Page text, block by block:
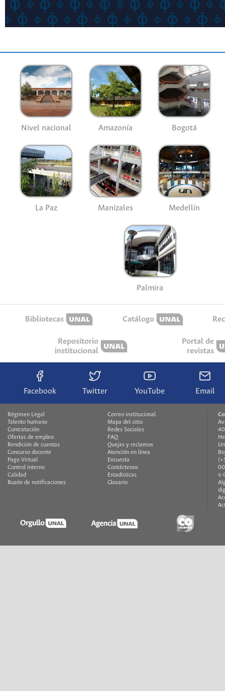
Nivel nacional Amazonía Bogotá
La Paz Manizales Medellín
Palmira
Bibliotecas Catálogo
Repositorio
institucional
Portal de
revistas
Facebook Twitter YouTube Email
Régimen Legal
Talento humano
Contratación
Ofertas de empleo
Rendición de cuentas
Concurso docente
Pago Virtual
Control interno
Calidad
Buzón de notificaciones
Correo institucional
Mapa del sitio
Redes Sociales
FAQ
Quejas y reclamos
Atención en línea
Encuesta
Contáctenos
Estadísticas
Glosario
©